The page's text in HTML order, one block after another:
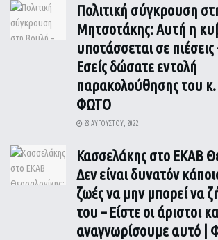
Πολιτική σύγκρουση
Μητσοτάκης: Αυτή η
υποτάσσεται σε
Εσείς δώσατε εντολή
παρακολούθησης του κ.
ΦΩΤΟ
28 ΑΥΓΟΎΣΤΟΥ, 2022
Κασσελάκης στο ΕΚΑΒ
Δεν είναι δυνατόν
ζωές να μην μπορεί να
του – Είστε οι άριστοι
αναγνωρίσουμε αυτό |